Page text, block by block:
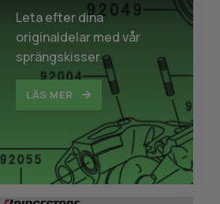
Leta efter dina
originaldelar med vår
sprängskisser.
LÄS MER